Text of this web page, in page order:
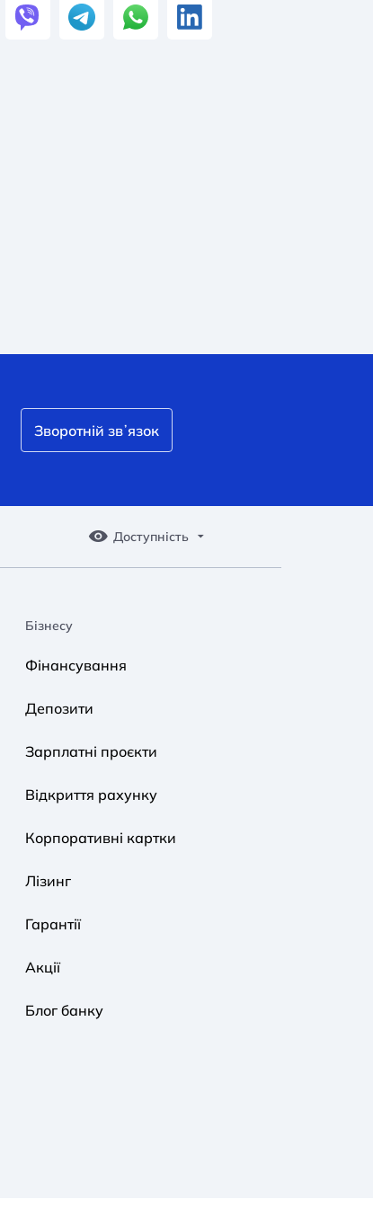
Зворотній звʼязок
Доступність
Звичайний Середній
A A A A
Бізнесу
Фінансування
Депозити
Зарплатні проєкти
Відкриття рахунку
Корпоративні картки
Лізинг
Гарантії
Акції
Блог банку